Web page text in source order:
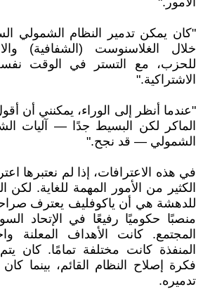
"كان يمكن تدمير النظام الشمولي
خلال الغلاسنوست (الشفافية)
للحزب، مع التستر في الوقت
الاشتراكية."
"عندما أنظر إلى الوراء، يمكنني أن
الماكر لكن البسيط جدًا — آليات
الشمولي — قد نجح."
في هذه الاعترافات، إذا لم نعتبرها
الكثير من الأمور المهمة للغاية. لكن
للدهشة هي أن ياكوفليف يعترف صراحةً
منصبًا حكوميًا رفيعًا في الإتحاد
المجتمع. كانت الأهداف المعلنة
المنفذة كانت مختلفة تمامًا. كان
فكرة إصلاح النظام القائم، بينما
تدميره.